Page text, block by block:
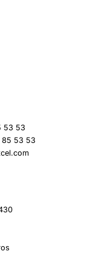
53 53
53 53